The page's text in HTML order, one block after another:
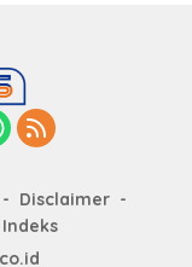
Disclaimer
Indeks